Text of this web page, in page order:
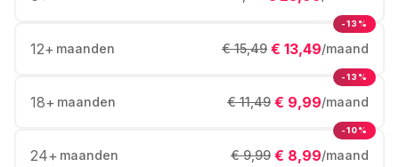
12+ maanden € 13,49/maand
€ 15,49
-13%
18+ maanden € 9,99/maand
€ 11,49
-13%
24+ maanden € 8,99/maand
€ 9,99
-10%